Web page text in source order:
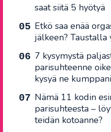
saat siitä 5 hyötyä
Etkö saa enää
jälkeen? Taustalla
7 kysymystä
parisuhteenne
kysyä ne
Nämä 11 kodin
parisuhteesta –
teidän kotoanne?